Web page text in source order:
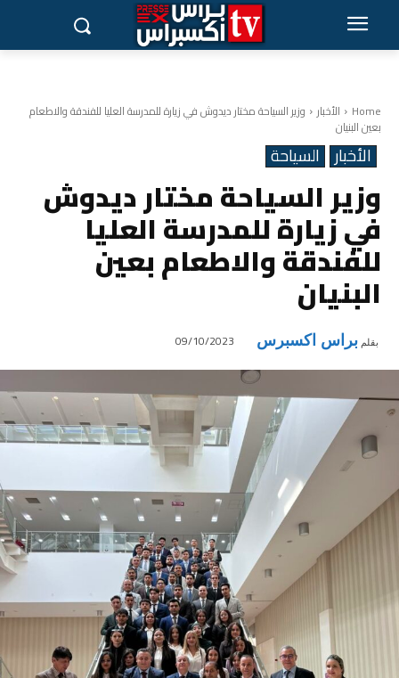
Home الأخبار وزير السياحة مختار ديدوش في زيارة للمدرسة العليا للفندقة والاطعام
بعين البنيان
الأخبار السياحة
وزير السياحة مختار ديدوش
في زيارة للمدرسة العليا
للفندقة والاطعام بعين
البنيان
بقلم براس اكسبرس 09/10/2023